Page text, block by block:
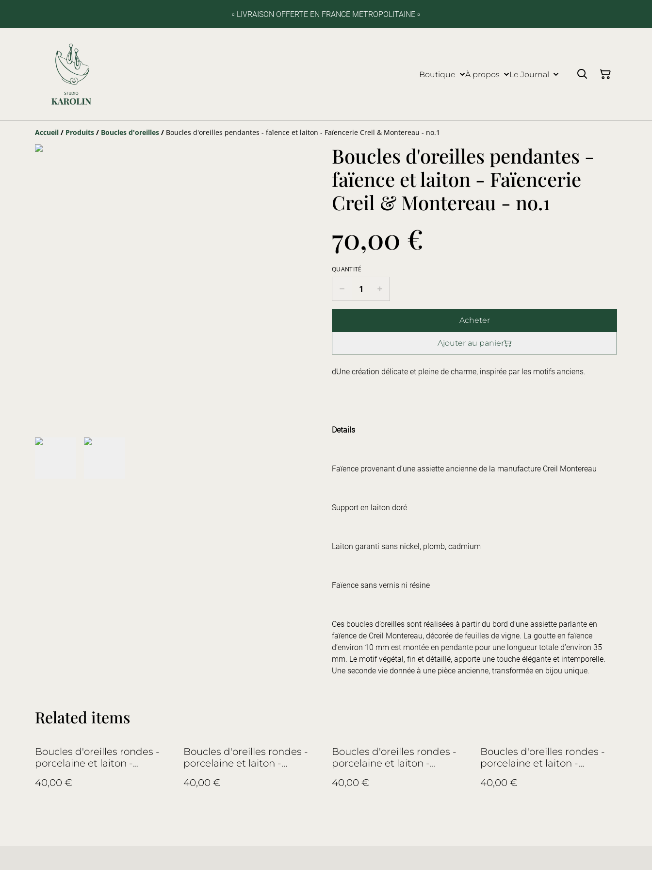
▫️ LIVRAISON OFFERTE EN FRANCE METROPOLITAINE ▫️
Boutique À propos Le Journal
Accueil / Produits / Boucles d'oreilles / Boucles d'oreilles pendantes - faïence et laiton - Faïencerie Creil & Montereau - no.1
Boucles d'oreilles pendantes -
faïence et laiton - Faïencerie
Creil & Montereau - no.1
70,00 €
QUANTITÉ
Acheter
Ajouter au panier
dUne création délicate et pleine de charme, inspirée par les motifs anciens.
Details
Faïence provenant d’une assiette ancienne de la manufacture Creil Montereau
Support en laiton doré
Laiton garanti sans nickel, plomb, cadmium
Faïence sans vernis ni résine
Ces boucles d’oreilles sont réalisées à partir du bord d’une assiette parlante en
faïence de Creil Montereau, décorée de feuilles de vigne. La goutte en faïence
d’environ 10 mm est montée en pendante pour une longueur totale d’environ 35
mm. Le motif végétal, fin et détaillé, apporte une touche élégante et intemporelle.
Une seconde vie donnée à une pièce ancienne, transformée en bijou unique.
Related items
Boucles d'oreilles rondes -
porcelaine et laiton -
40,00 €
Boucles d'oreilles rondes -
porcelaine et laiton -
no.3
40,00 €
Boucles d'oreilles rondes -
porcelaine et laiton -
40,00 €
Boucles d'oreilles rondes -
porcelaine et laiton -
40,00 €